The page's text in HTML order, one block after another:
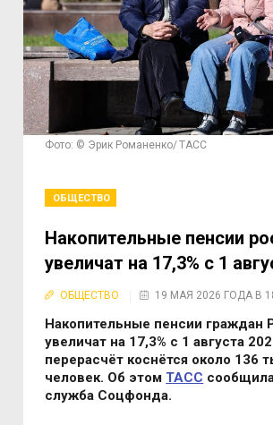
Фото: © Эрик Романенко/ ТАСС
ОБЩЕСТВО
Накопительные пенсии
увеличат на 17,3% с 1
ОБЩЕСТВО 19 МАЯ 2026 ГОДА В
Накопительные пенсии граждан
увеличат на 17,3% с 1 августа
перерасчёт коснётся около 136
человек. Об этом ТАСС
служба Соцфонда.